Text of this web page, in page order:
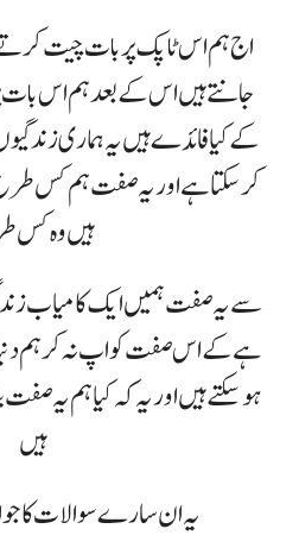
اج ہم اس ٹاپک پر بات چیت
جانتے ہیں اس کے بعد ہم اس بات
کے کیا فائدے ہیں یہ ہماری
کر سکتا ہے اور یہ صفت ہم کس طرح
ہیں وہ کس
سے یہ صفت ہمیں ایک کامیاب
ہے کے اس صفت کو اپ نہ کر ہم
ہو سکتے ہیں اور یہ کہ کیا ہم یہ
ہیں
یہ ان سارے سوالات کا